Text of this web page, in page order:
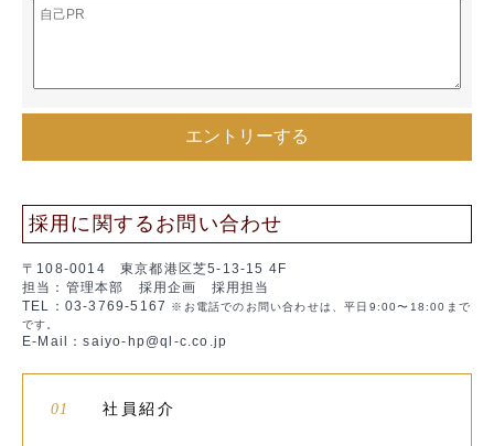
01 社員紹介
採用に関するお問い合わせ
〒108-0014 東京都港区芝5-13-15 4F
担当：管理本部 採用企画 採用担当
TEL：03-3769-5167
※お電話でのお問い合わせは、平日9:00〜18:00まで
です。
E-Mail：saiyo-hp@ql-c.co.jp